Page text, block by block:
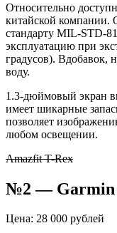
Относительно
китайской компании.
стандарту MIL-STD-
эксплуатацию при
градусов). Вдобавок,
воду.
1.3-дюймовый экран
имеет шикарные
позволяет
любом освещении.
Amazfit T-Rex
№2 — Garmin
Цена: 28 000 рублей